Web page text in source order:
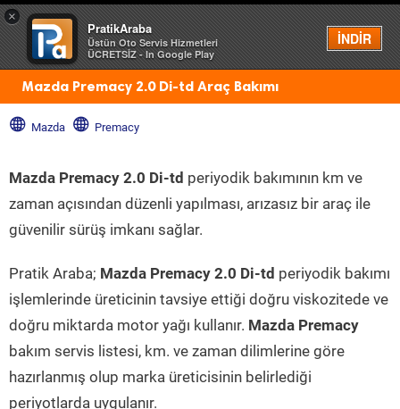
×
PratikAraba
Üstün Oto Servis Hizmetleri
ÜCRETSİZ - In Google Play
İNDİR
Menü
Mazda Premacy 2.0 Di-td Araç Bakımı
Mazda Premacy
Mazda Premacy 2.0 Di-td periyodik bakımının km ve
zaman açısından düzenli yapılması, arızasız bir araç ile
güvenilir sürüş imkanı sağlar.
Pratik Araba; Mazda Premacy 2.0 Di-td periyodik bakımı
işlemlerinde üreticinin tavsiye ettiği doğru viskozitede ve
doğru miktarda motor yağı kullanır. Mazda Premacy
bakım servis listesi, km. ve zaman dilimlerine göre
hazırlanmış olup marka üreticisinin belirlediği
periyotlarda uygulanır.